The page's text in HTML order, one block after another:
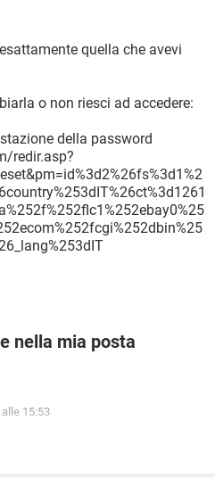
quella che avevi
o non riesci ad accedere:
della password
redir.asp?
nella mia posta
15:53